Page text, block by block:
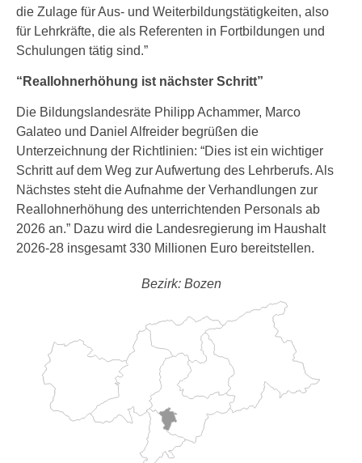
die Zulage für Aus- und Weiterbildungstätigkeiten, also
für Lehrkräfte, die als Referenten in Fortbildungen und
Schulungen tätig sind.”
“Reallohnerhöhung ist nächster Schritt”
Die Bildungslandesräte Philipp Achammer, Marco
Galateo und Daniel Alfreider begrüßen die
Unterzeichnung der Richtlinien: “Dies ist ein wichtiger
Schritt auf dem Weg zur Aufwertung des Lehrberufs. Als
Nächstes steht die Aufnahme der Verhandlungen zur
Reallohnerhöhung des unterrichtenden Personals ab
2026 an.” Dazu wird die Landesregierung im Haushalt
2026-28 insgesamt 330 Millionen Euro bereitstellen.
Bezirk: Bozen